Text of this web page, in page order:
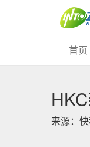
首页
来源：